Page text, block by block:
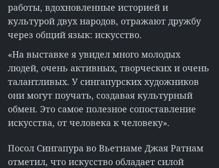
работы, вдохновленные историей и
культурой двух народов, отражают дружбу
через общий язык: искусство.
«На выставке я увидел много молодых
людей, очень активных, творческих и очень
талантливых. У сингапурских художников
они могут поучать, создавая культурный
обмен. Это самое полезное сопоставление
искусства, от человека к человеку».
Посол Сингапура во Вьетнаме Джая Ратнам
отметил, что искусство обладает силой